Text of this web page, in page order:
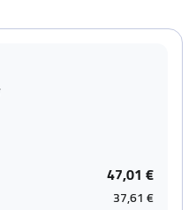
47,01 €
37,61 €